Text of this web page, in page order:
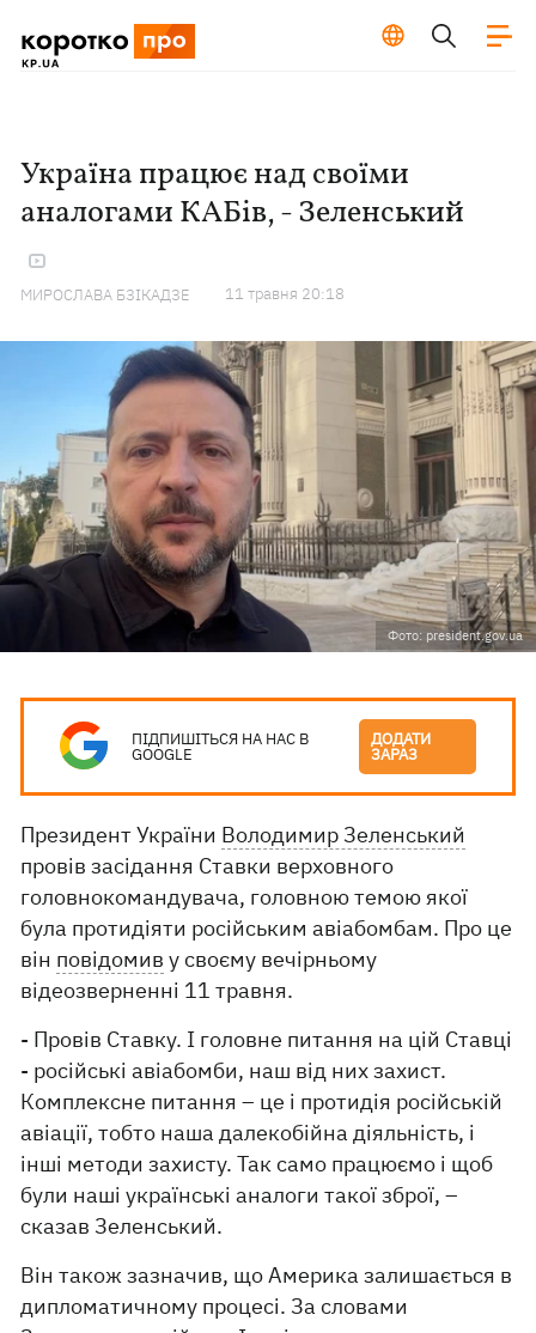
Україна працює над своїми
аналогами КАБів, - Зеленський
МИРОСЛАВА БЗІКАДЗЕ 11 травня 20:18
Фото: president.gov.ua
ПІДПИШІТЬСЯ НА НАС В
GOOGLE
ДОДАТИ
ЗАРАЗ
Президент України Володимир Зеленський
провів засідання Ставки верховного
головнокомандувача, головною темою якої
була протидіяти російським авіабомбам. Про це
він повідомив у своєму вечірньому
відеозверненні 11 травня.
- Провів Ставку. І головне питання на цій Ставці
- російські авіабомби, наш від них захист.
Комплексне питання – це і протидія російській
авіації, тобто наша далекобійна діяльність, і
інші методи захисту. Так само працюємо і щоб
були наші українські аналоги такої зброї, –
сказав Зеленський.
Він також зазначив, що Америка залишається в
дипломатичному процесі. За словами